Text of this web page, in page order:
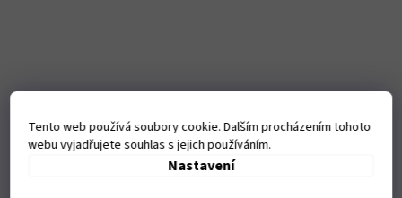
Tento web používá soubory cookie. Dalším procházením tohoto
webu vyjadřujete souhlas s jejich používáním.
Nastavení